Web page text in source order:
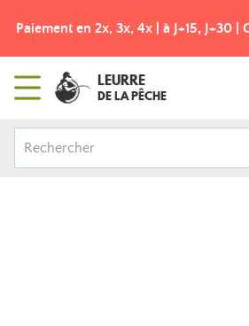
Paiement en 2x, 3x, 4x | à J+15, J+30
LEURRE
DE LA PÊCHE